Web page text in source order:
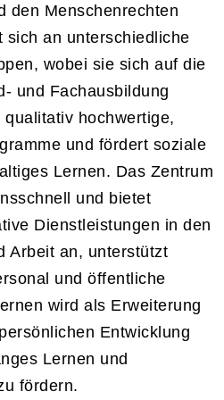
den Menschenrechten
an unterschiedliche
wobei sie sich auf die
und Fachausbildung
hochwertige,
und fördert soziale
Lernen. Das Zentrum
und bietet
Dienstleistungen in den
Arbeit an, unterstützt
und öffentliche
wird als Erweiterung
Entwicklung
Lernen und
fördern.